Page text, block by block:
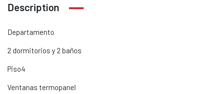
Description
Departamento
2 dormitorios y 2 baños
Piso4
Ventanas termopanel